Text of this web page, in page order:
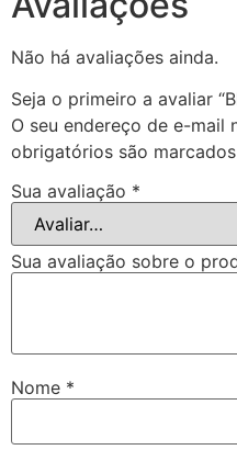
Não há avaliações ainda.
Seja o primeiro a avaliar
O seu endereço de e-mail
obrigatórios são
Sua avaliação *
Sua avaliação sobre o
Nome *